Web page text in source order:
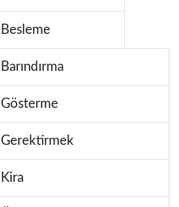
Besleme
Barındırma
Gösterme
Gerektirmek
Kira